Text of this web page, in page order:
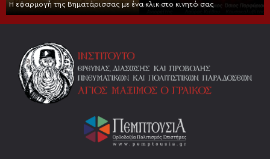
Η εφαρμογή της Βηματάρισσας με ένα κλικ στο κινητό σας